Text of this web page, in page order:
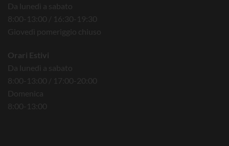
Da lunedì a sabato
8:00-13:00 / 16:30-19:30
Giovedì pomeriggio chiuso
Orari Estivi
Da lunedì a sabato
8:00-13:00 / 17:00-20:00
Domenica
8:00-13:00